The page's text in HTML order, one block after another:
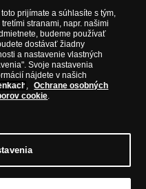
toto prijímate a súhlasíte s tým,
stranami, napr. našimi
budeme používať
dostávať žiadny
a nastavenie vlastných
Svoje nastavenia
nájdete v našich
,
Ochrane osobných
cookie.